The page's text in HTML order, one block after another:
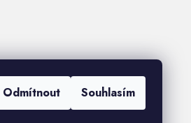
Odmítnout Souhlasím